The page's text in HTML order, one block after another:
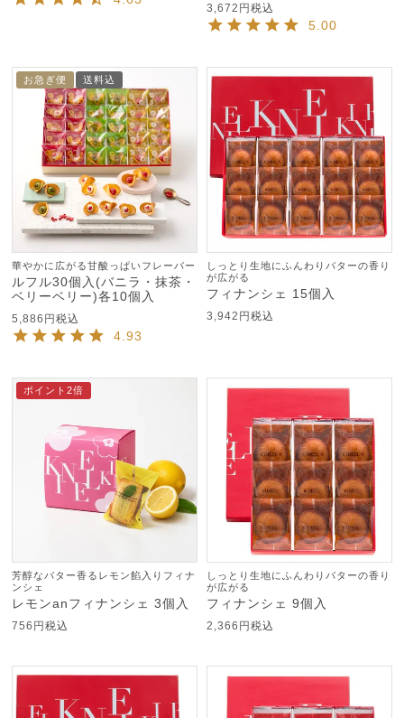
3,672 税込
5.00
お急ぎ便 送料込
華やかに広がる甘酸っぱいフレーバー
ルフル30個入(バニラ・抹茶・
ベリーベリー)各10個入
5,886 税込
4.93
しっとり生地にふんわりバターの香り
が広がる
フィナンシェ 15個入
3,942 税込
ポイント2倍
芳醇なバター香るレモン餡入りフィナ
ンシェ
レモンanフィナンシェ 3個入
756 税込
しっとり生地にふんわりバターの香り
が広がる
フィナンシェ 9個入
2,366 税込